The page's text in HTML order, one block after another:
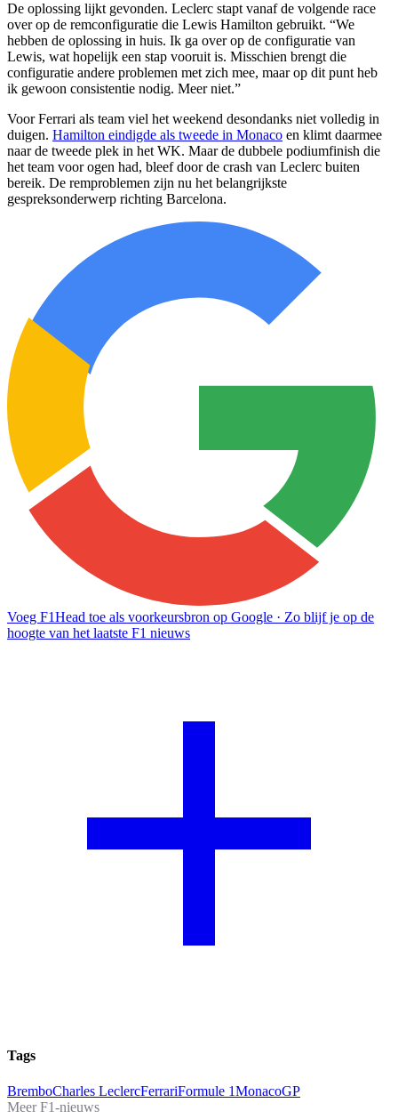
De oplossing lijkt gevonden. Leclerc stapt vanaf de volgende race
over op de remconfiguratie die Lewis Hamilton gebruikt. “We
hebben de oplossing in huis. Ik ga over op de configuratie van
Lewis, wat hopelijk een stap vooruit is. Misschien brengt die
configuratie andere problemen met zich mee, maar op dit punt heb
ik gewoon consistentie nodig. Meer niet.”
Voor Ferrari als team viel het weekend desondanks niet volledig in
duigen. Hamilton eindigde als tweede in Monaco en klimt daarmee
naar de tweede plek in het WK. Maar de dubbele podiumfinish die
het team voor ogen had, bleef door de crash van Leclerc buiten
bereik. De remproblemen zijn nu het belangrijkste
gespreksonderwerp richting Barcelona.
Voeg F1Head toe als voorkeursbron op Google · Zo blijf je op de
hoogte van het laatste F1 nieuws
Tags
BremboCharles LeclercFerrariFormule 1MonacoGP
Meer F1-nieuws